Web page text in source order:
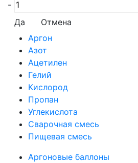
-
Да
Отмена
Аргон
Азот
Ацетилен
Гелий
Кислород
Пропан
Углекислота
Сварочная смесь
Пищевая смесь
Аргоновые баллоны